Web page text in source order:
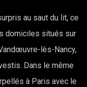
au saut du lit, ce
domiciles situés sur
lès-Nancy,
Dans le même
à Paris avec le